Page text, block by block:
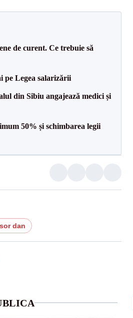
de curent. Ce trebuie să
pe Legea salarizării
din Sibiu angajează medici și
50% și schimbarea legii
dan